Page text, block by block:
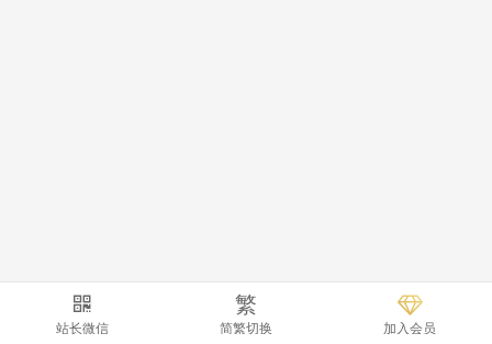
站长微信
繁
简繁切换 加入会员